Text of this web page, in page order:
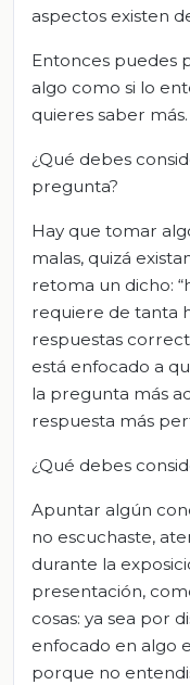
aspectos existen
Entonces puedes
algo como si lo
quieres saber más.
¿Qué debes
pregunta?
Hay que tomar
malas, quizá
retoma un dicho:
requiere de tanta
respuestas
está enfocado a
la pregunta más
respuesta más
¿Qué debes
Apuntar algún
no escuchaste,
durante la
presentación,
cosas: ya sea por
enfocado en algo
porque no